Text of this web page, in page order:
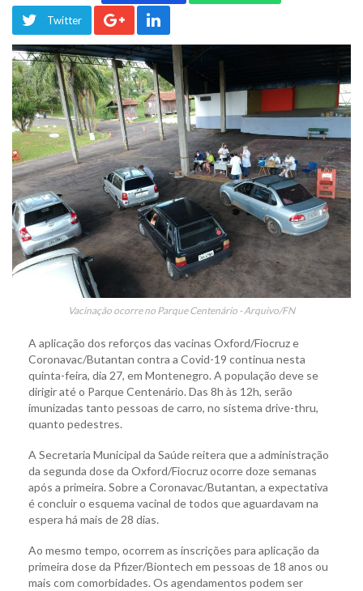
Twitter
Vacinação ocorre no Parque Centenário - Arquivo/FN
A aplicação dos reforços das vacinas Oxford/Fiocruz e
Coronavac/Butantan contra a Covid-19 continua nesta
quinta-feira, dia 27, em Montenegro. A população deve se
dirigir até o Parque Centenário. Das 8h às 12h, serão
imunizadas tanto pessoas de carro, no sistema drive-thru,
quanto pedestres.
A Secretaria Municipal da Saúde reitera que a administração
da segunda dose da Oxford/Fiocruz ocorre doze semanas
após a primeira. Sobre a Coronavac/Butantan, a expectativa
é concluir o esquema vacinal de todos que aguardavam na
espera há mais de 28 dias.
Ao mesmo tempo, ocorrem as inscrições para aplicação da
primeira dose da Pfizer/Biontech em pessoas de 18 anos ou
mais com comorbidades. Os agendamentos podem ser